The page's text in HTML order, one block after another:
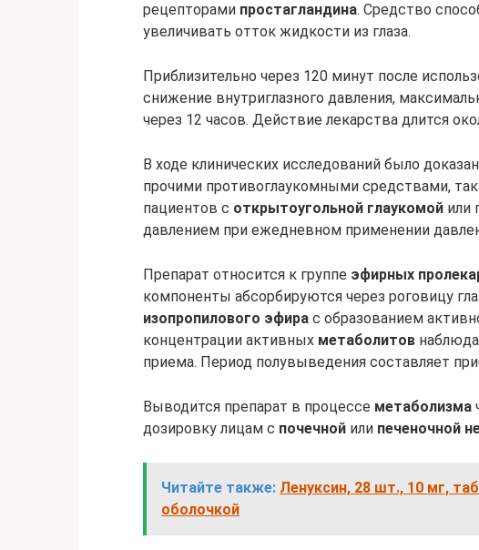
рецепторами простагландина. Средство
увеличивать отток жидкости из глаза.
Приблизительно через 120 минут после
снижение внутриглазного давления,
через 12 часов. Действие лекарства длится
В ходе клинических исследований было
прочими противоглаукомными средствами,
пациентов с открытоугольной глаукомой или
давлением при ежедневном применении
Препарат относится к группе эфирных
компоненты абсорбируются через роговицу
изопропилового эфира с образованием
концентрации активных метаболитов
приема. Период полувыведения составляет
Выводится препарат в процессе метаболизма
дозировку лицам с почечной или печеночной
Читайте также: Ленуксин, 28 шт., 10 мг,
оболочкой